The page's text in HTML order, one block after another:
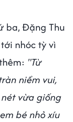
ba, Đặng Thu
nhóc tỳ vì
"Từ
niềm vui,
vừa giống
bé nhỏ xíu